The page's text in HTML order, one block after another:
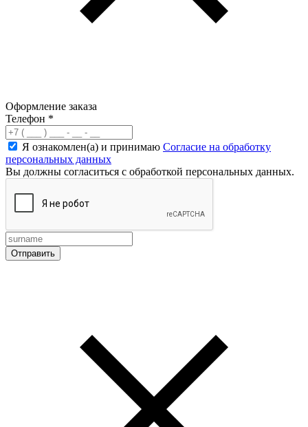
Оформление заказа
Телефон *
Я ознакомлен(а) и принимаю Согласие на обработку
персональных данных
Вы должны согласиться с обработкой персональных данных.